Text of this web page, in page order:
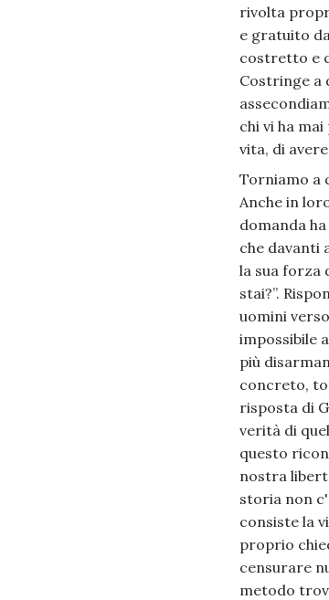
rivolta
e gratuito
costretto e
Costringe a
chi vi ha
vita, di
Torniamo a
Anche in
domanda
che davanti
la sua forza
stai?”.
uomini
impossibile
più
concreto,
risposta di
verità di
questo
nostra
storia non
consiste la
proprio
censurare
metodo